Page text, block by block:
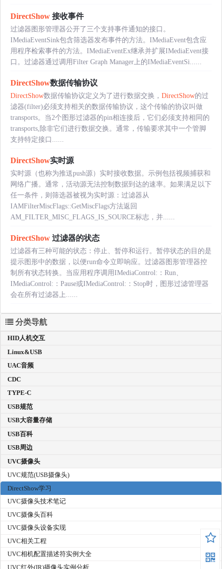
DirectShow 接收事件
过滤器图形管理器公开了三个支持事件通知的接口。
IMediaEventSink包含筛选器发布事件的方法。IMediaEvent包含应
用程序检索事件的方法。IMediaEventEx继承并扩展IMediaEvent接
口。过滤器通过调用Filter Graph Manager上的IMediaEventSi......
DirectShow数据传输协议
DirectShow数据传输协议定义为了进行数据交换， DirectShow的过
滤器(filter)必须支持相关的数据传输协议，这个传输的协议叫做
transports。当2个图形过滤器的pin相连接后，它们必须支持相同的
transports,除非它们进行数据交换。通常，传输要求其中一个管脚
支持特定接口......
DirectShow实时源
实时源（也称为推送push源）实时接收数据。示例包括视频捕获和
网络广播。通常，活动源无法控制数据到达的速率。如果满足以下
任一条件，则筛选器被视为实时源：过滤器从
IAMFilterMiscFlags::GetMiscFlags方法返回
AM_FILTER_MISC_FLAGS_IS_SOURCE标志，并......
DirectShow 过滤器的状态
过滤器有三种可能的状态：停止、暂停和运行。暂停状态的目的是
提示图形中的数据，以便run命令立即响应。过滤器图形管理器控
制所有状态转换。当应用程序调用IMediaControl:：Run、
IMediaControl:：Pause或IMediaControl:：Stop时，图形过滤管理器
会在所有过滤器上......
分类导航
HID人机交互
Linux&USB
UAC音频
CDC
TYPE-C
USB规范
USB大容量存储
USB百科
USB周边
UVC摄像头
UVC规范(USB摄像头)
DirectShow学习
UVC摄像头技术笔记
UVC摄像头百科
UVC摄像头设备实现
UVC相关工程
UVC相机配置描述符实例大全
UVC红外(IR)摄像头实例分析